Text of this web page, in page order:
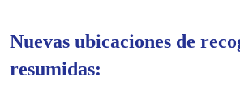
Nuevas ubicaciones de
resumidas: